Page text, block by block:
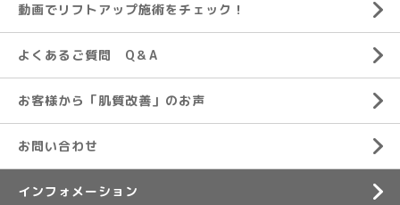
動画でリフトアップ施術をチェック！
よくあるご質問 Q＆A
お客様から「肌質改善」のお声
お問い合わせ
インフォメーション